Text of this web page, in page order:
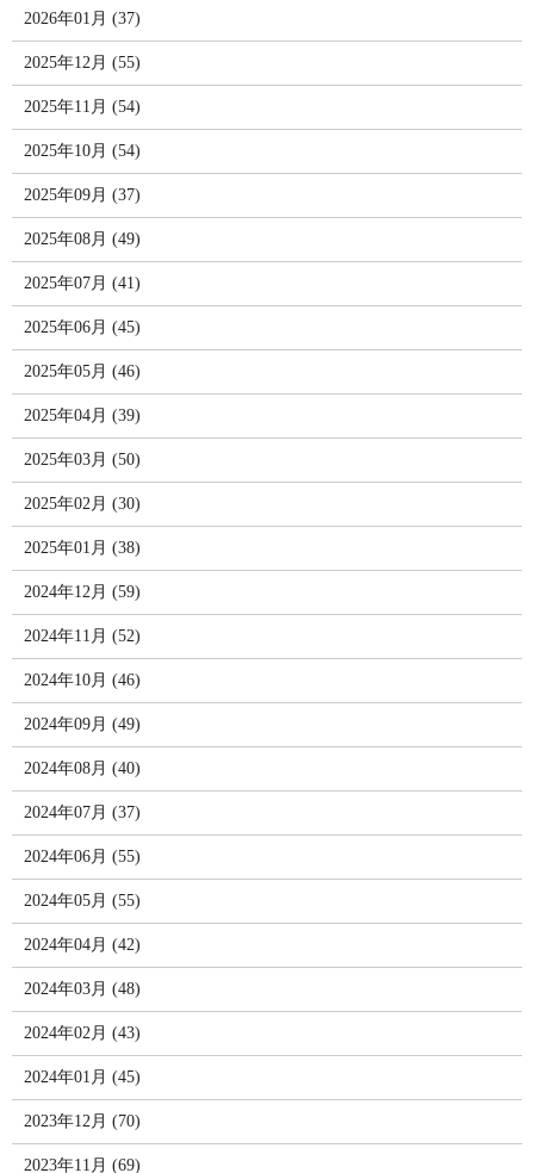
2026年01月 (37)
2025年12月 (55)
2025年11月 (54)
2025年10月 (54)
2025年09月 (37)
2025年08月 (49)
2025年07月 (41)
2025年06月 (45)
2025年05月 (46)
2025年04月 (39)
2025年03月 (50)
2025年02月 (30)
2025年01月 (38)
2024年12月 (59)
2024年11月 (52)
2024年10月 (46)
2024年09月 (49)
2024年08月 (40)
2024年07月 (37)
2024年06月 (55)
2024年05月 (55)
2024年04月 (42)
2024年03月 (48)
2024年02月 (43)
2024年01月 (45)
2023年12月 (70)
2023年11月 (69)